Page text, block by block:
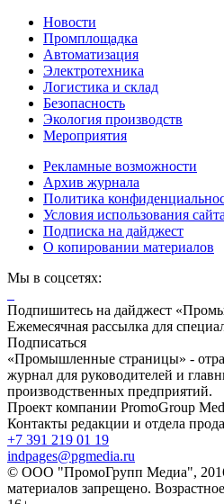
Новости
Промплощадка
Автоматизация
Электротехника
Логистика и склад
Безопасность
Экология производств
Мероприятия
Рекламные возможности
Архив журнала
Политика
Условия использования
Подписка на дайджест
О копировании материалов
Мы в соцсетях:
Подпишитесь на дайджест
Ежемесячная рассылка для
Подписаться
«Промышленные страницы» -
журнал для руководителей и
производственных предприятий.
Проект компании PromoGroup
Контакты редакции и отдела
+7 391 219 01 19
indpages@pgmedia.ru
© ООО "ПромоГрупп Медиа",
материалов запрещено.